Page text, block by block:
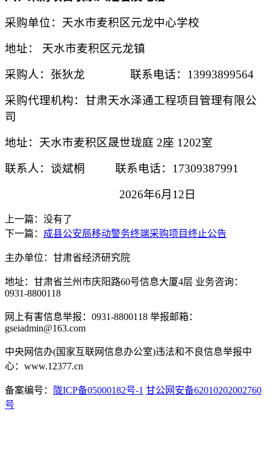
采购单位： 天水市麦积区元龙中心学校
地址： 天水市麦积区元龙镇
采购人： 张狄龙 联系电话： 13993899564
采购代理机构： 甘肃天水泽通工程项目管理有限公
司
地址：天水市麦积区晟世珑庭 2座 1202室
联系人：谈斌桐 联系电话： 17309387991
2026年6月12日
上一篇：没有了
下一篇： 成县公安局移动警务终端采购项目终止公告
主办单位：甘肃省经济研究院
地址：甘肃省兰州市庆阳路60号信息大厦4层 业务咨询：
0931-8800118
网上有害信息举报：0931-8800118 举报邮箱：
gseiadmin@163.com
中央网信办(国家互联网信息办公室)违法和不良信息举报中
心：www.12377.cn
备案编号： 陇ICP备05000182号-1 甘公网安备62010202002760
号